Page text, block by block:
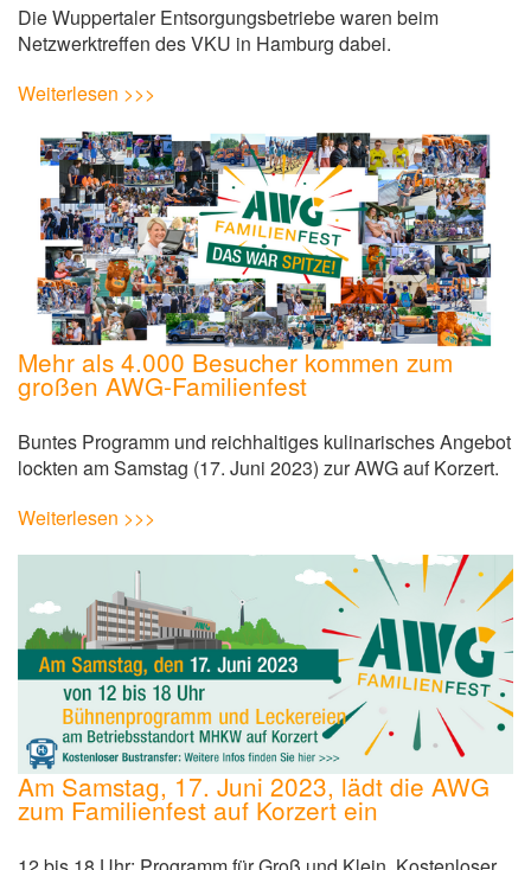
Die Wuppertaler Entsorgungsbetriebe waren beim
Netzwerktreffen des VKU in Hamburg dabei.
Weiterlesen >>>
Mehr als 4.000 Besucher kommen zum
großen AWG-Familienfest
Buntes Programm und reichhaltiges kulinarisches Angebot
lockten am Samstag (17. Juni 2023) zur AWG auf Korzert.
Weiterlesen >>>
Am Samstag, 17. Juni 2023, lädt die AWG
zum Familienfest auf Korzert ein